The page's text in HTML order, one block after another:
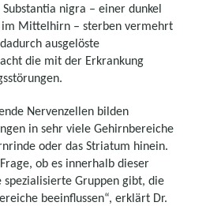
nigra – einer dunkel
im Mittelhirn – sterben vermehrt
ausgelöste
die mit der Erkrankung
Nervenzellen bilden
in sehr viele Gehirnbereiche
oder das Striatum hinein.
ob es innerhalb dieser
Gruppen gibt, die
beeinflussen“, erklärt Dr.